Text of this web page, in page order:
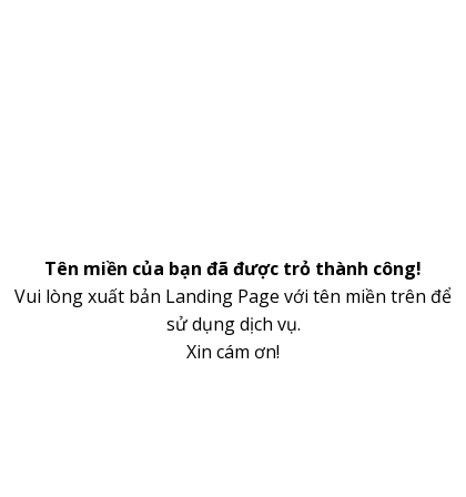
Tên miền của bạn đã được trỏ thành công!
Vui lòng xuất bản Landing Page với tên miền trên để
sử dụng dịch vụ.
Xin cám ơn!